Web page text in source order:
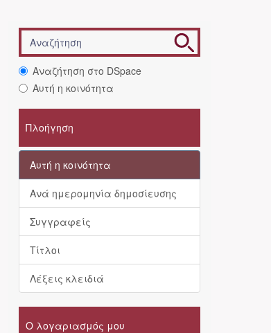
Αναζήτηση στο DSpace
Αυτή η κοινότητα
Πλοήγηση
Αυτή η κοινότητα
Ανά ημερομηνία δημοσίευσης
Συγγραφείς
Τίτλοι
Λέξεις κλειδιά
Ο λογαριασμός μου